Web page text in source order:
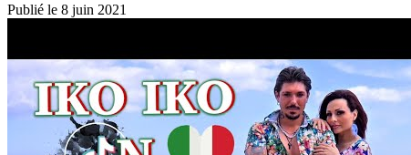
Publié le 8 juin 2021